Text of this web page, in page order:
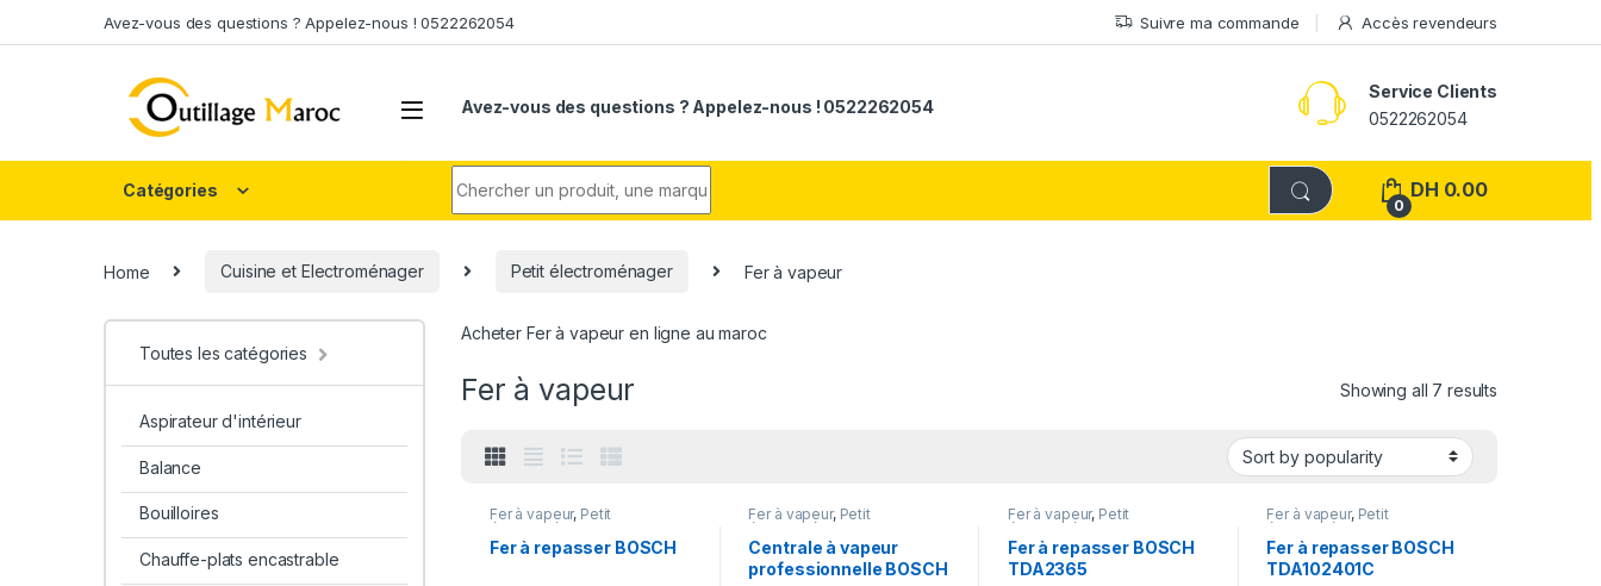
Avez-vous des questions ? Appelez-nous ! 0522262054 Suivre ma commande Accès revendeurs
Avez-vous des questions ? Appelez-nous ! 0522262054
Service Clients
0522262054
Catégories
0
DH 0.00
Home Cuisine et Electroménager Petit électroménager Fer à vapeur
Acheter Fer à vapeur en ligne au maroc
Fer à vapeur Showing all 7 results
Fer à vapeur, Petit
électroménager
Fer à repasser BOSCH
Fer à vapeur, Petit
électroménager
Centrale à vapeur
professionnelle BOSCH
Fer à vapeur, Petit
électroménager
Fer à repasser BOSCH
TDA2365
Fer à vapeur, Petit
électroménager
Fer à repasser BOSCH
TDA102401C
Toutes les catégories
Aspirateur d'intérieur
Balance
Bouilloires
Chauffe-plats encastrable